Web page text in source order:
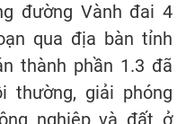
đường Vành đai 4
qua địa bàn tỉnh
thành phần 1.3 đã
thường, giải phóng
nghiệp và đất ở